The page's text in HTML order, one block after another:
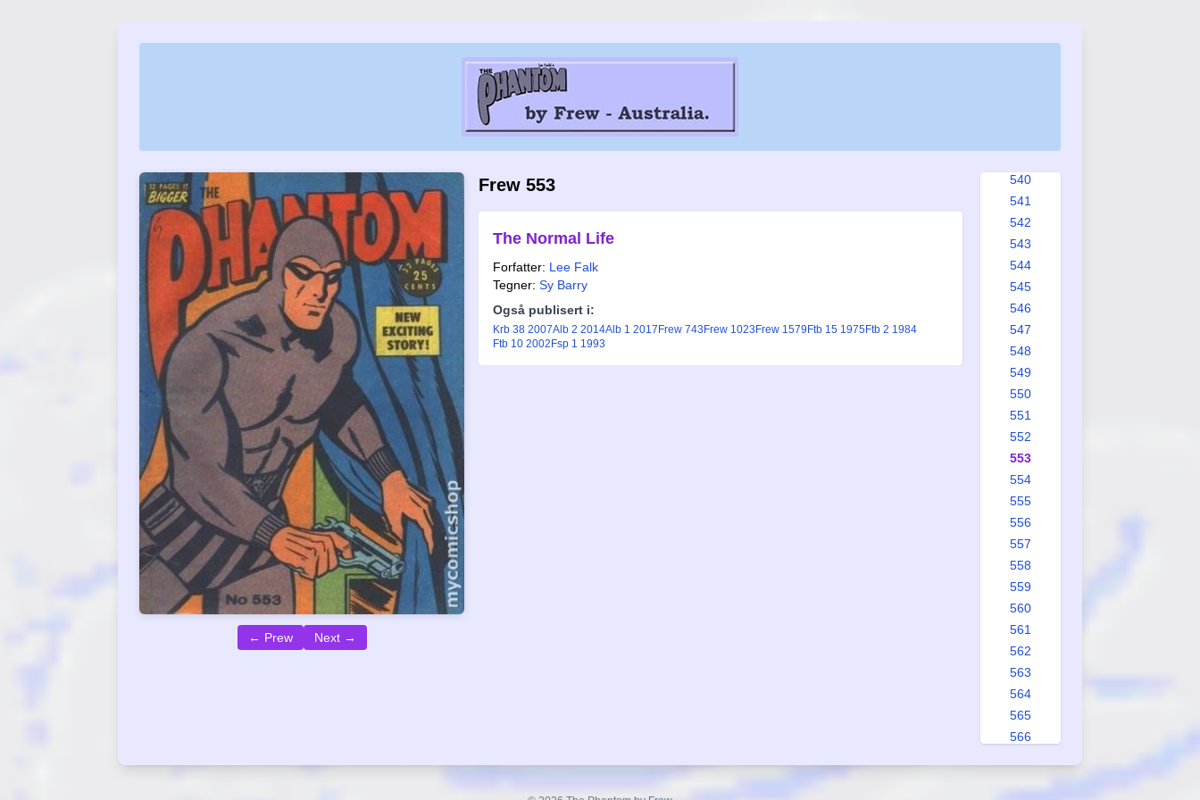
← Prew Next →
Frew 553
The Normal Life
Forfatter: Lee Falk
Tegner: Sy Barry
Også publisert i:
Krb 38 2007Alb 2 2014Alb 1 2017 Frew 743 Frew 1023 Frew 1579 Ftb 15 1975Ftb 2 1984
Ftb 10 2002 Fsp 1 1993
540
541
542
543
544
545
546
547
548
549
550
551
552
553
554
555
556
557
558
559
560
561
562
563
564
565
566